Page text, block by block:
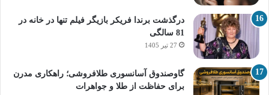
درگذشت برندا فریکر بازیگر فیلم تنها در خانه در
81 سالگی
27 تیر 1405
گاوصندوق آسانسوری طلافروشی؛ راهکاری مدرن
برای حفاظت از طلا و جواهرات